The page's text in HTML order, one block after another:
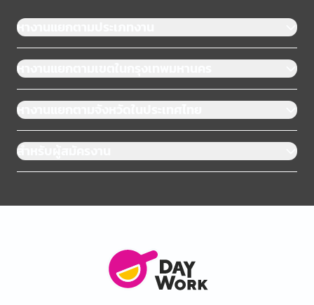
หางานแยกตามประเภทงาน
หางานแยกตามเขตในกรุงเทพมหานคร
หางานแยกตามจังหวัดในประเทศไทย
สำหรับผู้สมัครงาน